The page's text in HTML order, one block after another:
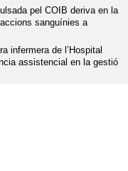
pel COIB deriva en la
sanguínies a
infermera de l’Hospital
assistencial en la gestió